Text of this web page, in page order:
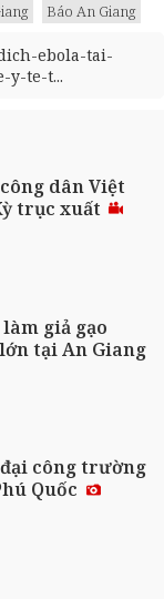
Báo An Giang
ebola-tai-
y-te-t...
dân Việt
trục xuất
giả gạo
tại An Giang
công trường
Quốc